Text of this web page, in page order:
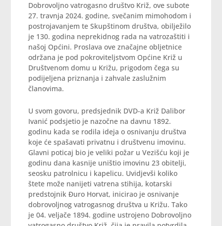
Dobrovoljno vatrogasno društvo Križ, ove subote
27. travnja 2024. godine, svečanim mimohodom i
postrojavanjem te Skupštinom društva, obilježilo
je 130. godina neprekidnog rada na vatrozaštiti i
našoj Općini. Proslava ove značajne obljetnice
održana je pod pokroviteljstvom Općine Križ u
Društvenom domu u Križu, prigodom čega su
podijeljena priznanja i zahvale zaslužnim
članovima.
U svom govoru, predsjednik DVD-a Križ Dalibor
Ivanić podsjetio je nazočne na davnu 1892.
godinu kada se rodila ideja o osnivanju društva
koje će spašavati privatnu i društvenu imovinu.
Glavni poticaj bio je veliki požar u Vezišću koji je
godinu dana kasnije uništio imovinu 23 obitelji,
seosku patrolnicu i kapelicu. Uvidjevši koliko
štete može nanijeti vatrena stihija, kotarski
predstojnik Đuro Horvat, inicirao je osnivanje
dobrovoljnog vatrogasnog društva u Križu. Tako
je 04. veljače 1894. godine ustrojeno Dobrovoljno